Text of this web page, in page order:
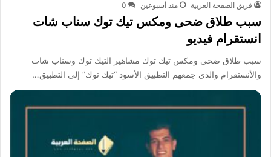
فريق الصفحة العربية منذ أسبوعين 0
سبب طلاق ضحى ومكس تيك توك سناب شات
انستقرام فيديو
سبب طلاق ضحى ومكس تيك توك مشاهير التيك توك وسناب شات
والأنستقرام والذي جمعهم التطبيق الأسود “تيك توك” إلى التطبيق…